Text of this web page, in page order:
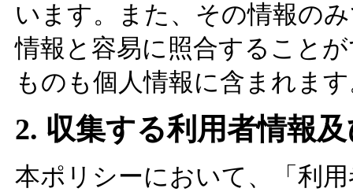
います。また、その情報の
情報と容易に照合すること
ものも個人情報に含まれま
2. 収集する利用者情報
本ポリシーにおいて、「利